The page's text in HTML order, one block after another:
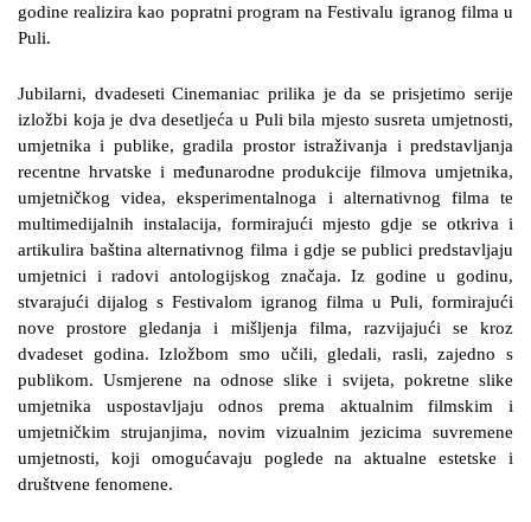
godine realizira kao popratni program na Festivalu igranog filma u
Puli.
Jubilarni, dvadeseti Cinemaniac prilika je da se prisjetimo serije
izložbi koja je dva desetljeća u Puli bila mjesto susreta umjetnosti,
umjetnika i publike, gradila prostor istraživanja i predstavljanja
recentne hrvatske i međunarodne produkcije filmova umjetnika,
umjetničkog videa, eksperimentalnoga i alternativnog filma te
multimedijalnih instalacija, formirajući mjesto gdje se otkriva i
artikulira baština alternativnog filma i gdje se publici predstavljaju
umjetnici i radovi antologijskog značaja. Iz godine u godinu,
stvarajući dijalog s Festivalom igranog filma u Puli, formirajući
nove prostore gledanja i mišljenja filma, razvijajući se kroz
dvadeset godina. Izložbom smo učili, gledali, rasli, zajedno s
publikom. Usmjerene na odnose slike i svijeta, pokretne slike
umjetnika uspostavljaju odnos prema aktualnim filmskim i
umjetničkim strujanjima, novim vizualnim jezicima suvremene
umjetnosti, koji omogućavaju poglede na aktualne estetske i
društvene fenomene.